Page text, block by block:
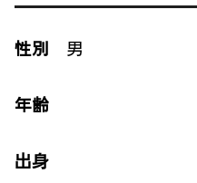
性別 男
年齢
出身